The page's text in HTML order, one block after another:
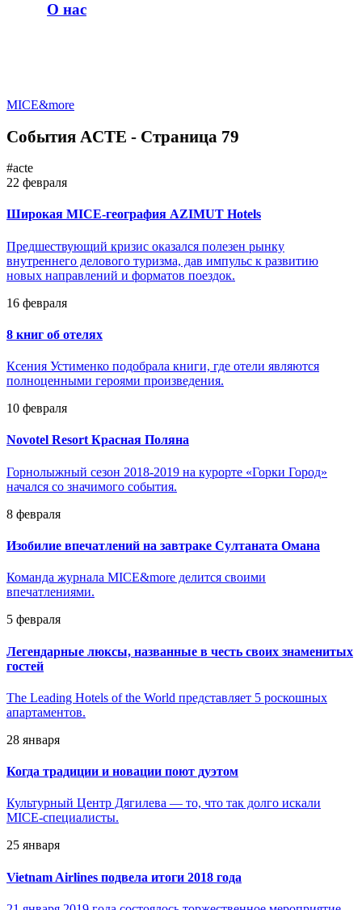
О нас
MICE&more
События ACTE - Страница 79
#acte
22 февраля
Широкая MICE-география AZIMUT Hotels
Предшествующий кризис оказался полезен рынку
внутреннего делового туризма, дав импульс к развитию
новых направлений и форматов поездок.
16 февраля
8 книг об отелях
Ксения Устименко подобрала книги, где отели являются
полноценными героями произведения.
10 февраля
Novotel Resort Красная Поляна
Горнолыжный сезон 2018-2019 на курорте «Горки Город»
начался со значимого события.
8 февраля
Изобилие впечатлений на завтраке Султаната Омана
Команда журнала MICE&more делится своими
впечатлениями.
5 февраля
Легендарные люксы, названные в честь своих знаменитых
гостей
The Leading Hotels of the World представляет 5 роскошных
апартаментов.
28 января
Когда традиции и новации поют дуэтом
Культурный Центр Дягилева — то, что так долго искали
MICE-специалисты.
25 января
Vietnam Airlines подвела итоги 2018 года